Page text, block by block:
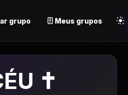
grupo Meus grupos
✝️